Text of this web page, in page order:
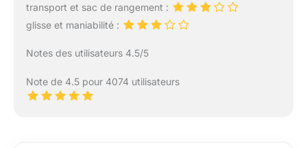
transport et sac de rangement :
glisse et maniabilité :
Notes des utilisateurs 4.5/5
Note de 4.5 pour 4074 utilisateurs